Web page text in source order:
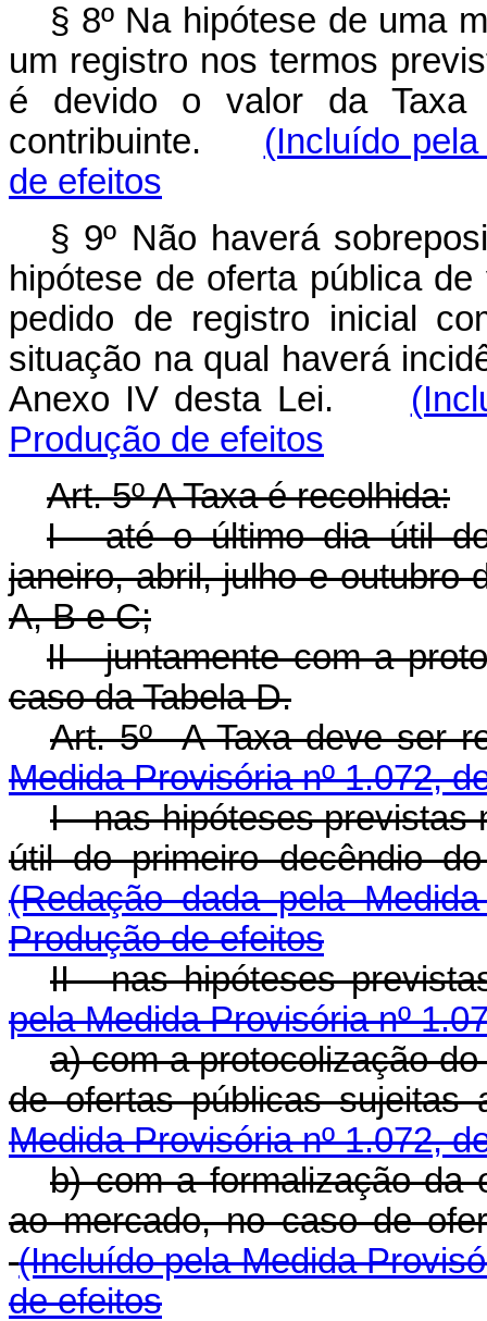
§ 8º Na hipótese de uma
um registro nos termos
é devido o valor da Taxa
contribuinte. (Incluído
de efeitos
§ 9º Não haverá
hipótese de oferta pública
pedido de registro inicial
situação na qual haverá
Anexo IV desta Lei.
Produção de efeitos
Art. 5º A Taxa é recolhida:
I - até o último dia útil
janeiro, abril, julho e outubro
A, B e C;
II - juntamente com a
caso da Tabela D.
Art. 5º A Taxa deve
Medida Provisória nº 1.072,
I - nas hipóteses previstas
útil do primeiro
(Redação dada pela
Produção de efeitos
II - nas hipóteses
pela Medida Provisória nº
a) com a protocolização
de ofertas públicas
Medida Provisória nº 1.072,
b) com a formalização da
ao mercado, no caso de
(Incluído pela Medida
de efeitos